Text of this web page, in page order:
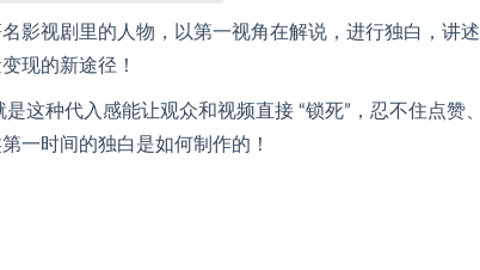
影视剧里的人物，以第一视角在解说，进行独白，讲述
现的新途径！
这种代入感能让观众和视频直接 “锁死”，忍不住点赞、
一时间的独白是如何制作的！